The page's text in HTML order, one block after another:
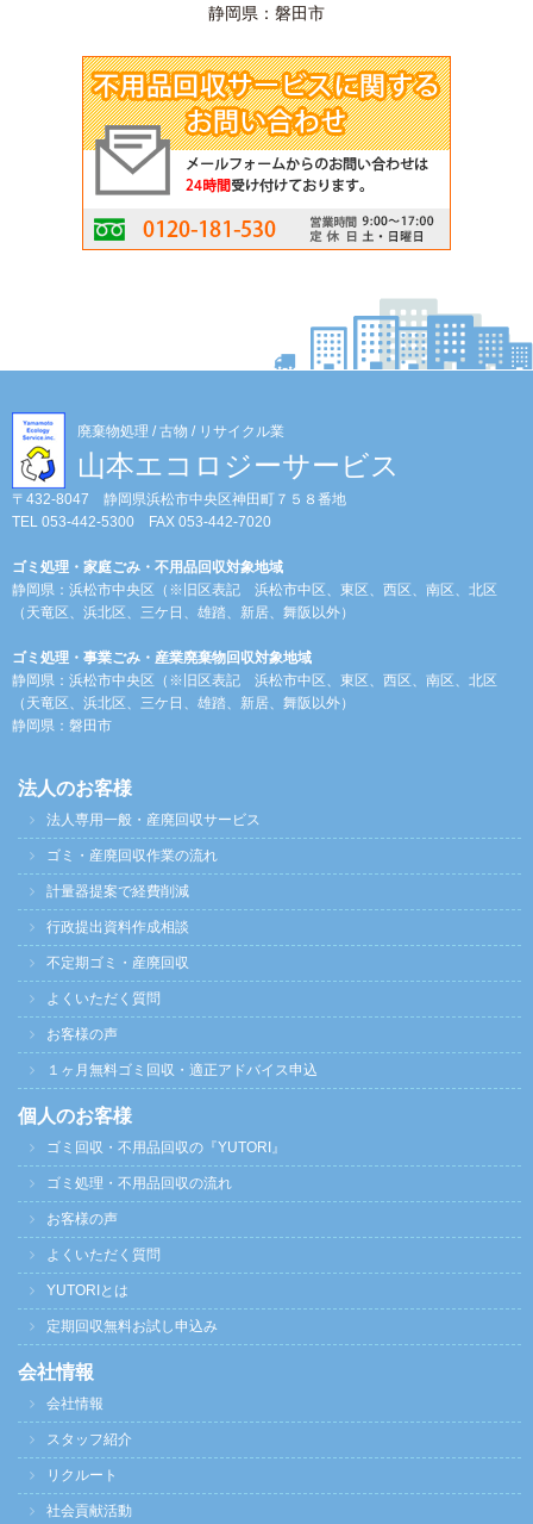
静岡県：磐田市
廃棄物処理 / 古物 / リサイクル業
山本エコロジーサービス
〒432-8047 静岡県浜松市中央区神田町７５８番地
TEL 053-442-5300 FAX 053-442-7020
ゴミ処理・家庭ごみ・不用品回収対象地域
静岡県：浜松市中央区（※旧区表記 浜松市中区、東区、西区、南区、北区
（天竜区、浜北区、三ケ日、雄踏、新居、舞阪以外）
ゴミ処理・事業ごみ・産業廃棄物回収対象地域
静岡県：浜松市中央区（※旧区表記 浜松市中区、東区、西区、南区、北区
（天竜区、浜北区、三ケ日、雄踏、新居、舞阪以外）
静岡県：磐田市
法人のお客様
法人専用一般・産廃回収サービス
ゴミ・産廃回収作業の流れ
計量器提案で経費削減
行政提出資料作成相談
不定期ゴミ・産廃回収
よくいただく質問
お客様の声
１ヶ月無料ゴミ回収・適正アドバイス申込
個人のお客様
ゴミ回収・不用品回収の『YUTORI』
ゴミ処理・不用品回収の流れ
お客様の声
よくいただく質問
YUTORIとは
定期回収無料お試し申込み
会社情報
会社情報
スタッフ紹介
リクルート
社会貢献活動